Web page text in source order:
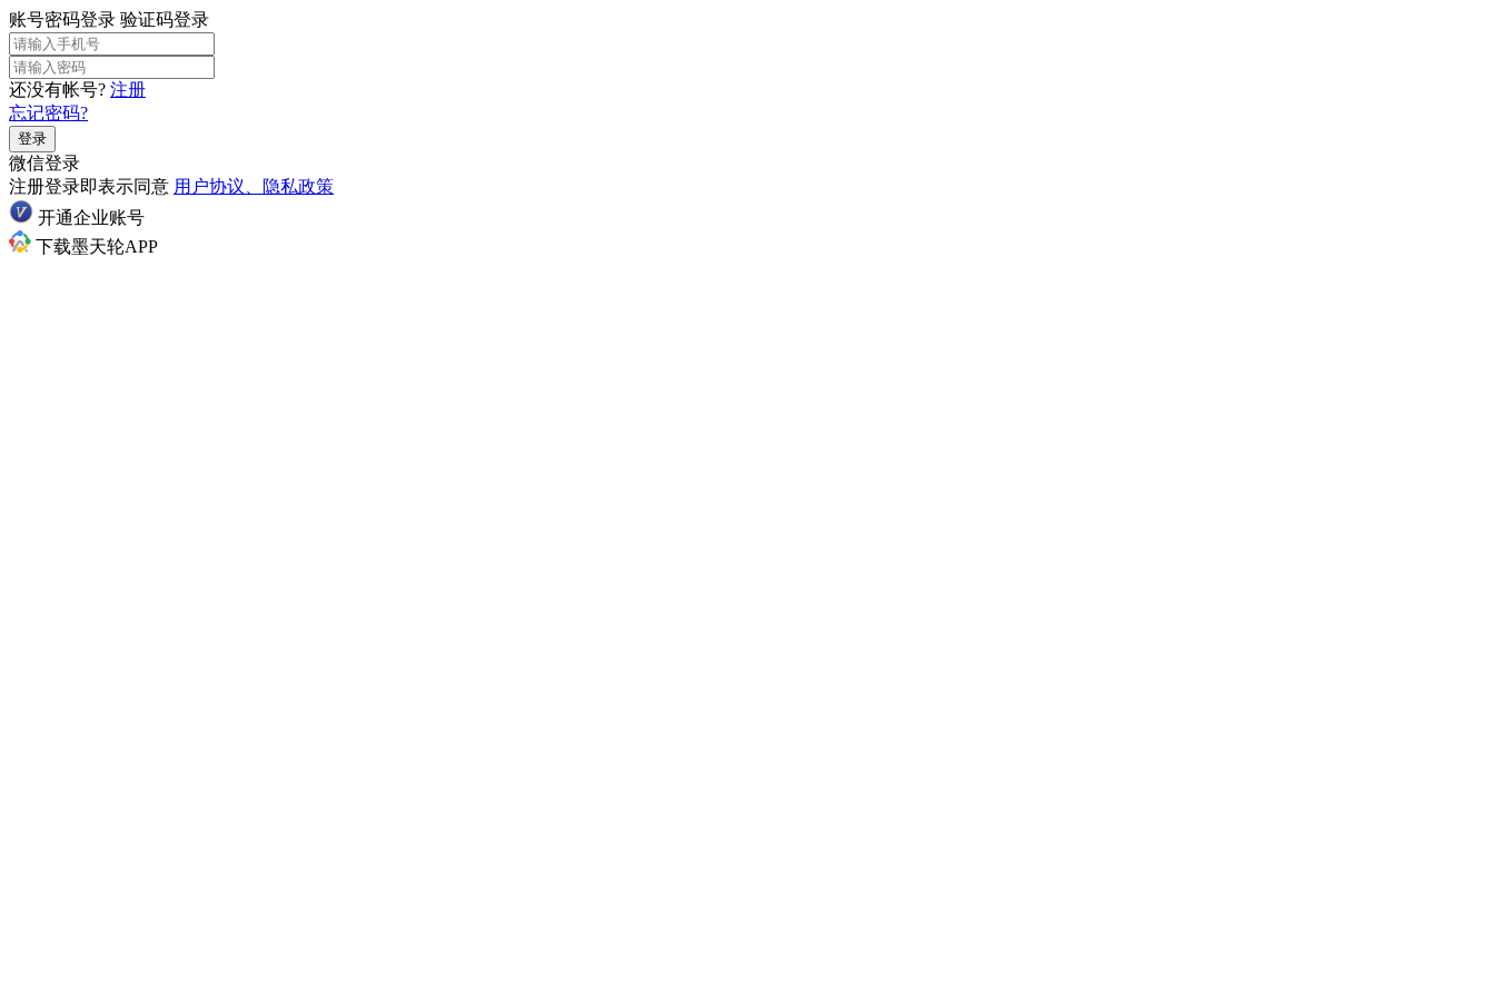
账号密码登录 验证码登录
还没有帐号? 注册
忘记密码?
登录
微信登录
注册登录即表示同意 用户协议、隐私政策
开通企业账号
下载墨天轮APP